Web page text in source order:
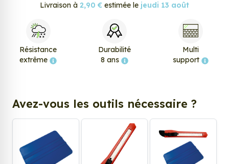
Livraison à 2,90 € estimée le jeudi 13 août
Résistance
extrême
Durabilité
8 ans
Multi
support
Avez-vous les outils nécessaire ?